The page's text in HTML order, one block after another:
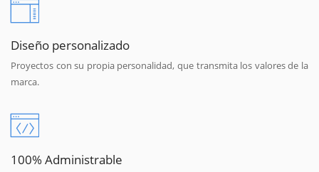
Diseño personalizado
Proyectos con su propia personalidad, que transmita los valores de la
marca.
100% Administrable